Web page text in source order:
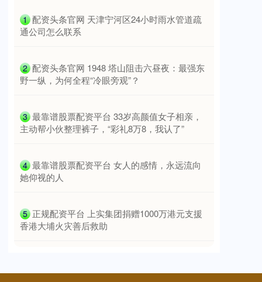
1 ​配资头条官网 天津宁河区24小时雨水管道疏
通公司怎么联系
2 ​配资头条官网 1948 塔山阻击六昼夜：最强东
野一纵，为何全程“冷眼旁观”？
3 ​最靠谱股票配资平台 33岁高颜值女子相亲，
主动帮小伙整理裤子，“彩礼8万8，我认了”
4 ​最靠谱股票配资平台 女人的感情，永远流向
她仰视的人
5 ​正规配资平台 上实集团捐赠1000万港元支援
香港大埔火灾善后救助